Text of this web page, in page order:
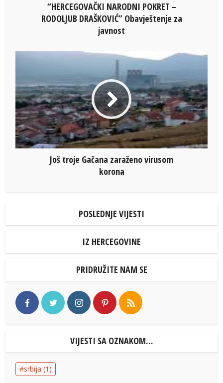
“HERCEGOVAČKI NARODNI POKRET –
RODOLJUB DRAŠKOVIĆ” Obavještenje za
javnost
Još troje Gačana zaraženo virusom
korona
POSLEDNJE VIJESTI
IZ HERCEGOVINE
PRIDRUŽITE NAM SE
VIJESTI SA OZNAKOM…
srbija (1)